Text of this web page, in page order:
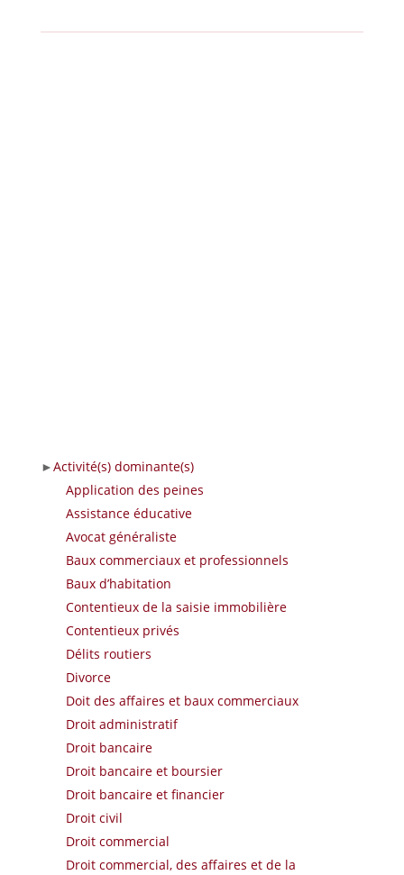
Activité(s) dominante(s)
Application des peines
Assistance éducative
Avocat généraliste
Baux commerciaux et professionnels
Baux d’habitation
Contentieux de la saisie immobilière
Contentieux privés
Délits routiers
Divorce
Doit des affaires et baux commerciaux
Droit administratif
Droit bancaire
Droit bancaire et boursier
Droit bancaire et financier
Droit civil
Droit commercial
Droit commercial, des affaires et de la